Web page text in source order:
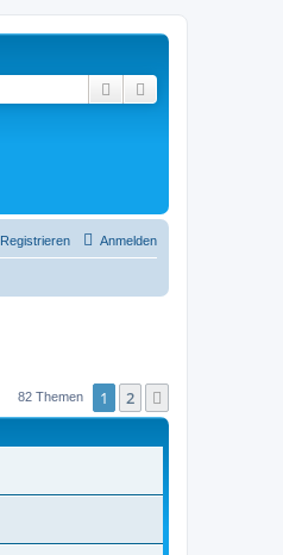
Suche
Anmelden
Registrieren
82 Themen 1 2